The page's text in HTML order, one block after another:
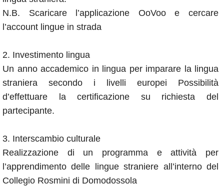
N.B. Scaricare l’applicazione OoVoo e cercare
l’account lingue in strada
2. Investimento lingua
Un anno accademico in lingua per imparare la lingua
straniera secondo i livelli europei Possibilità
d’effettuare la certificazione su richiesta del
partecipante.
3. Interscambio culturale
Realizzazione di un programma e attività per
l’apprendimento delle lingue straniere all’interno del
Collegio Rosmini di Domodossola